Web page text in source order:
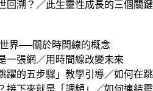
回溯？／此生靈性成長的三個關
界──關於時間線的概念
一張網／用時間線改變未來
躍的五步驟」教學引導／如何在
接下來就是「調頻」／如何連結